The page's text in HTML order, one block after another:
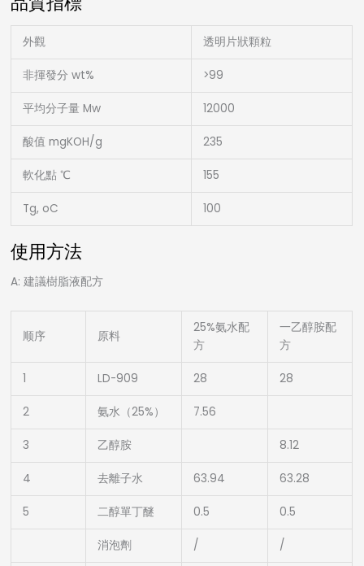
外觀 透明片狀顆粒
非揮發分 wt% >99
平均分子量 Mw 12000
酸值 mgKOH/g 235
軟化點 ℃ 155
Tg, oC 100
使用方法
A: 建議樹脂液配方
顺序 原料
25%氨水配
方
一乙醇胺配
方
1 LD-909 28 28
2 氨水（25%） 7.56
3 乙醇胺 8.12
4 去離子水 63.94 63.28
5 二醇單丁醚 0.5 0.5
消泡劑 / /